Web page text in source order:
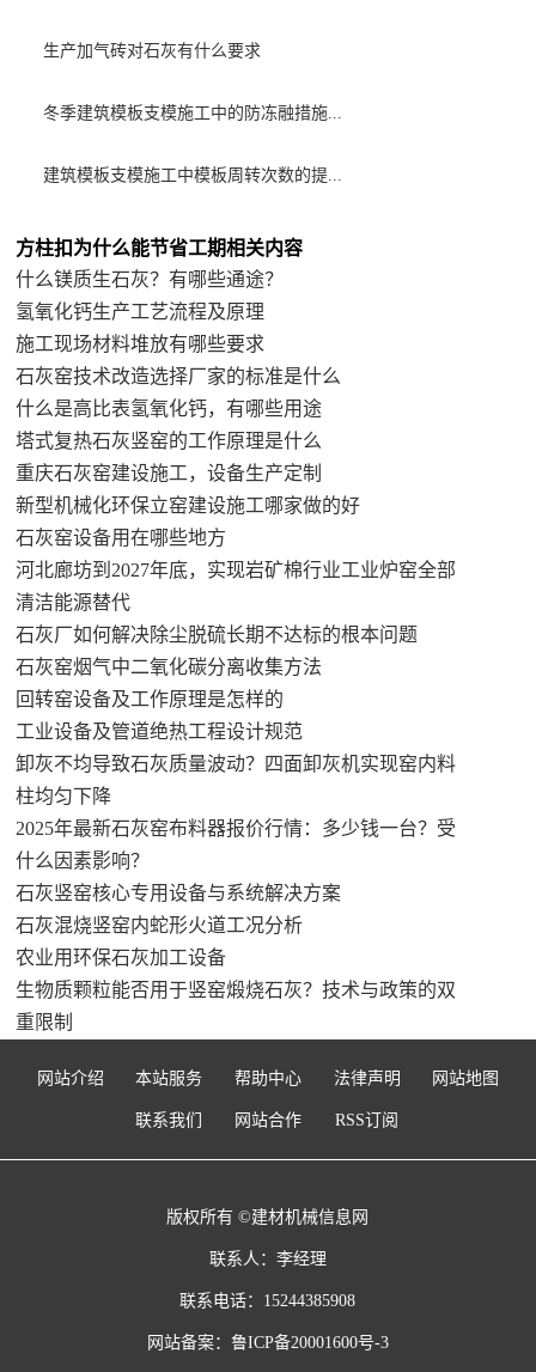
生产加气砖对石灰有什么要求
冬季建筑模板支模施工中的防冻融措施...
建筑模板支模施工中模板周转次数的提...
方柱扣为什么能节省工期相关内容
什么镁质生石灰？有哪些通途？
氢氧化钙生产工艺流程及原理
施工现场材料堆放有哪些要求
石灰窑技术改造选择厂家的标准是什么
什么是高比表氢氧化钙，有哪些用途
塔式复热石灰竖窑的工作原理是什么
重庆石灰窑建设施工，设备生产定制
新型机械化环保立窑建设施工哪家做的好
石灰窑设备用在哪些地方
河北廊坊到2027年底，实现岩矿棉行业工业炉窑全部
清洁能源替代
石灰厂如何解决除尘脱硫长期不达标的根本问题
石灰窑烟气中二氧化碳分离收集方法
回转窑设备及工作原理是怎样的
工业设备及管道绝热工程设计规范
卸灰不均导致石灰质量波动？四面卸灰机实现窑内料
柱均匀下降
2025年最新石灰窑布料器报价行情：多少钱一台？受
什么因素影响？
石灰竖窑核心专用设备与系统解决方案
石灰混烧竖窑内蛇形火道工况分析
农业用环保石灰加工设备
生物质颗粒能否用于竖窑煅烧石灰？技术与政策的双
重限制
网站介绍 本站服务 帮助中心 法律声明 网站地图
联系我们 网站合作 RSS订阅
版权所有 ©建材机械信息网
联系人：李经理
联系电话：15244385908
网站备案： 鲁ICP备20001600号-3